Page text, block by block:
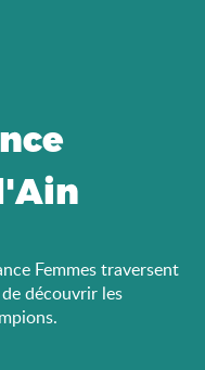
Femmes traversent
découvrir les